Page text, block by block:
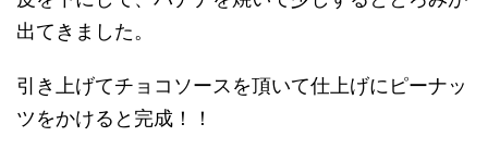
出てきました。
引き上げてチョコソースを頂いて仕上げにピーナッ
ツをかけると完成！！